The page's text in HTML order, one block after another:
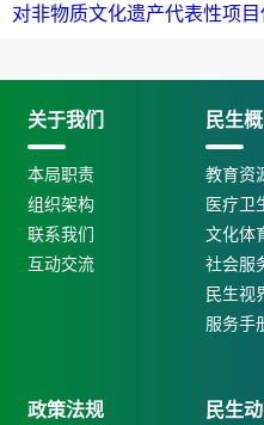
对非物质文化遗产代表性项
关于我们
本局职责
组织架构
联系我们
互动交流
民生
教育资
医疗卫
文化体
社会服
民生视
服务手
政策法规 民生